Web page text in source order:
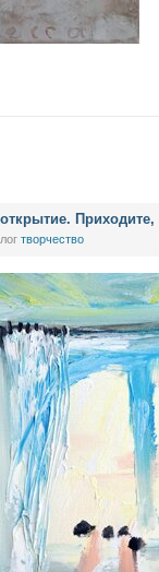
Приходите,
творчество